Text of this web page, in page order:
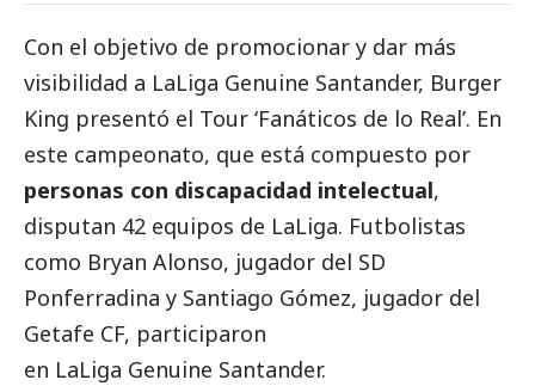
Con el objetivo de promocionar y dar más
visibilidad a LaLiga Genuine Santander, Burger
King presentó el Tour ‘Fanáticos de lo Real’. En
este campeonato, que está compuesto por
personas con discapacidad intelectual,
disputan 42 equipos de LaLiga. Futbolistas
como Bryan Alonso, jugador del SD
Ponferradina y Santiago Gómez, jugador del
Getafe CF, participaron
en LaLiga Genuine Santander.